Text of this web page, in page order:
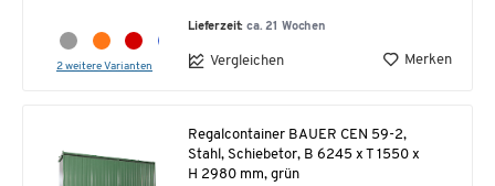
2 weitere Varianten
Lieferzeit:ca. 21 Wochen
Vergleichen Merken
Regalcontainer BAUER CEN 59-2,
Stahl, Schiebetor, B 6245 x T 1550 x
H 2980 mm, grün